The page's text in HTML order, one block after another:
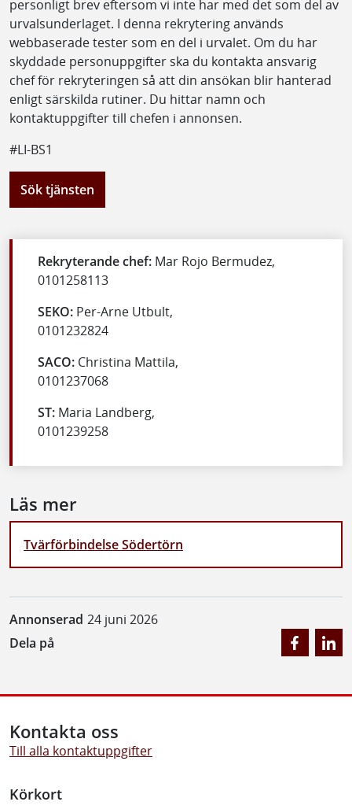
personligt brev eftersom vi inte har med det som del av
urvalsunderlaget. I denna rekrytering används
webbaserade tester som en del i urvalet. Om du har
skyddade personuppgifter ska du kontakta ansvarig
chef för rekryteringen så att din ansökan blir hanterad
enligt särskilda rutiner. Du hittar namn och
kontaktuppgifter till chefen i annonsen.
#LI-BS1
Sök tjänsten
Rekryterande chef: Mar Rojo Bermudez,
0101258113
SEKO: Per-Arne Utbult,
0101232824
SACO: Christina Mattila,
0101237068
ST: Maria Landberg,
0101239258
Läs mer
Tvärförbindelse Södertörn
Annonserad 24 juni 2026
Dela på
Kontakta oss
Till alla kontaktuppgifter
Körkort